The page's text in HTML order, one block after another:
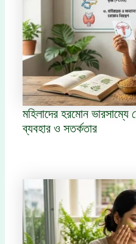
মহিলাদের হরমোন ভারসাম্যে
ব্যবহার ও সতর্কতার